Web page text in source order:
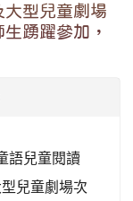
型兒童劇場
踴躍參加，
語兒童閱讀
兒童劇場次